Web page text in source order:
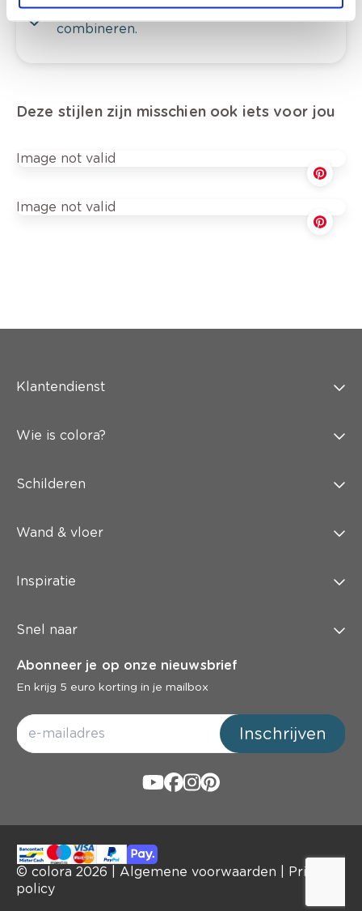
Krijg persoonlijk advies om kleuren te
combineren.
Deze stijlen zijn misschien ook iets voor jou
Image not valid
Image not valid
Klantendienst
Wie is colora?
Schilderen
Wand & vloer
Inspiratie
Snel naar
Abonneer je op onze nieuwsbrief
En krijg 5 euro korting in je mailbox
Inschrijven
© colora 2026 Algemene voorwaarden
Privacy
policy